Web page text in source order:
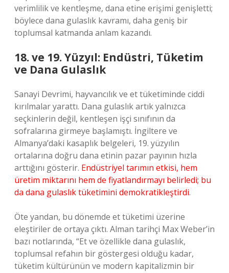
verimlilik ve kentleşme, dana etine erişimi genişletti;
böylece dana gulaslık kavramı, daha geniş bir
toplumsal katmanda anlam kazandı.
18. ve 19. Yüzyıl: Endüstri, Tüketim
ve Dana Gulaslık
Sanayi Devrimi, hayvancılık ve et tüketiminde ciddi
kırılmalar yarattı. Dana gulaslık artık yalnızca
seçkinlerin değil, kentleşen işçi sınıfının da
sofralarına girmeye başlamıştı. İngiltere ve
Almanya’daki kasaplık belgeleri, 19. yüzyılın
ortalarına doğru dana etinin pazar payının hızla
arttığını gösterir. Endüstriyel tarımın etkisi, hem
üretim miktarını hem de fiyatlandırmayı belirledi; bu
da dana gulaslık tüketimini demokratikleştirdi.
Öte yandan, bu dönemde et tüketimi üzerine
eleştiriler de ortaya çıktı. Alman tarihçi Max Weber’in
bazı notlarında, “Et ve özellikle dana gulaslık,
toplumsal refahın bir göstergesi olduğu kadar,
tüketim kültürünün ve modern kapitalizmin bir